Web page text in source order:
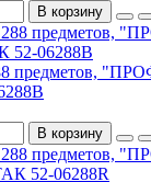
В корзину
предметов,
В корзину